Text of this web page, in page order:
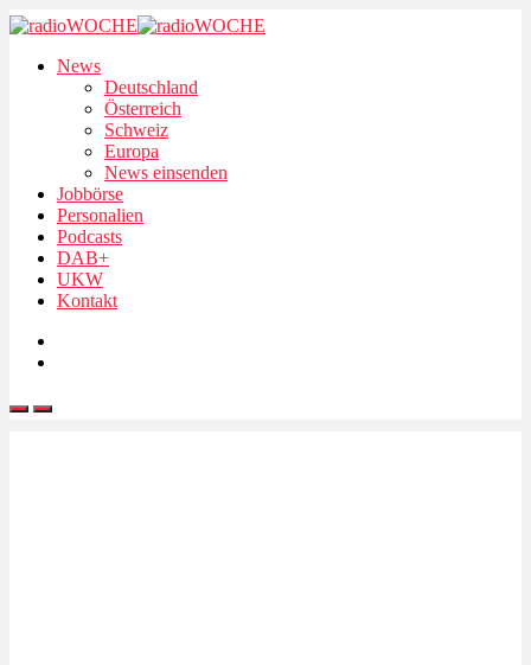
News
Deutschland
Österreich
Schweiz
Europa
News einsenden
Jobbörse
Personalien
Podcasts
DAB+
UKW
Kontakt